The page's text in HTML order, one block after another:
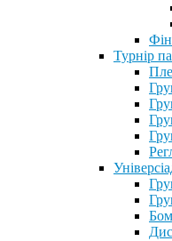
Турнір